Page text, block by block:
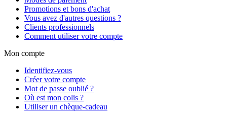
Promotions et bons d'achat
Vous avez d'autres questions ?
Clients professionnels
Comment utiliser votre compte
Mon compte
Identifiez-vous
Créer votre compte
Mot de passe oublié ?
Où est mon colis ?
Utiliser un chèque-cadeau